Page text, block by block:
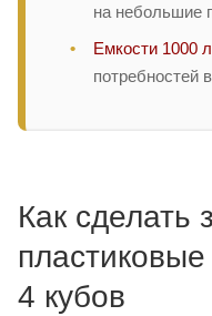
на небольшие
Емкости 1000
потребностей
Как сделать
4 кубов